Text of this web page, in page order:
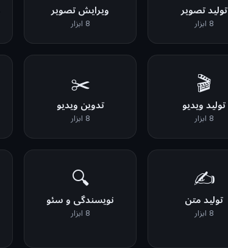
تولید تصویر
8 ابزار
ویرایش تصویر
8 ابزار
🎬
تولید ویدیو
8 ابزار
✂️
تدوین ویدیو
8 ابزار
✍️
تولید متن
8 ابزار
🔍
نویسندگی و سئو
8 ابزار